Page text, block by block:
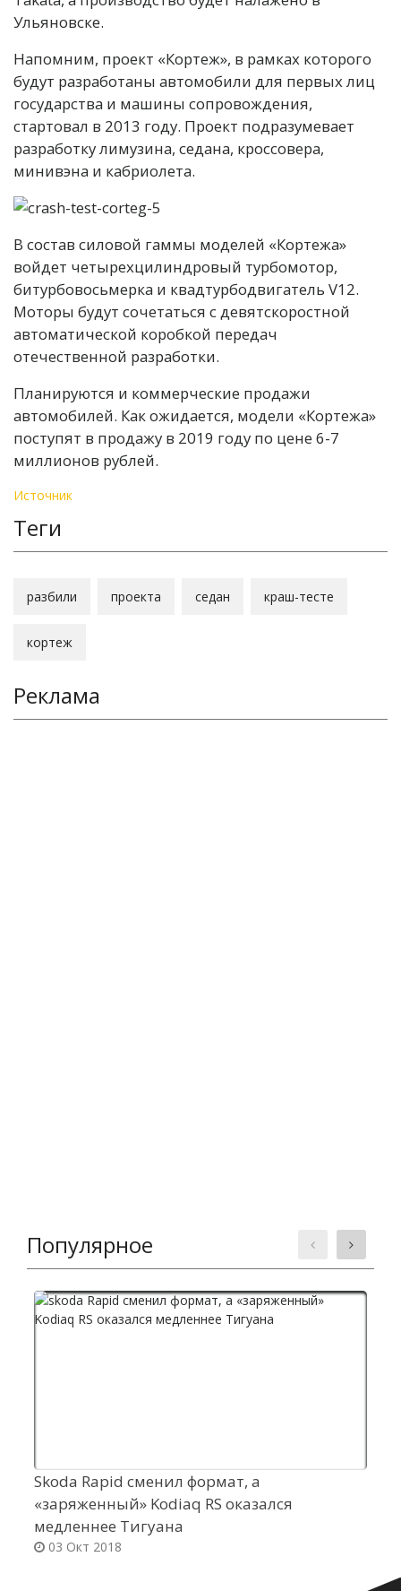
Ульяновске.
Напомним, проект «Кортеж», в рамках которого
будут разработаны автомобили для первых лиц
государства и машины сопровождения,
стартовал в 2013 году. Проект подразумевает
разработку лимузина, седана, кроссовера,
минивэна и кабриолета.
В состав силовой гаммы моделей «Кортежа»
войдет четырехцилиндровый турбомотор,
битурбовосьмерка и квадтурбодвигатель V12.
Моторы будут сочетаться с девятскоростной
автоматической коробкой передач
отечественной разработки.
Планируются и коммерческие продажи
автомобилей. Как ожидается, модели «Кортежа»
поступят в продажу в 2019 году по цене 6-7
миллионов рублей.
Источник
Теги
разбили проекта седан краш-тесте
кортеж
Реклама
Популярное
Skoda Rapid сменил формат, а
«заряженный» Kodiaq RS оказался
медленнее Тигуана
03 Окт 2018